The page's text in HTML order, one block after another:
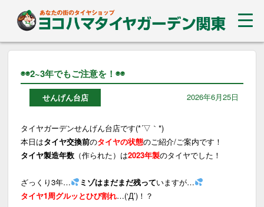
◉◉2~3年でもご注意を！◉◉
せんげん台店 2026年6月25日
タイヤガーデンせんげん台店です(*´▽｀*)
本日はタイヤ交換前のタイヤの状態のご紹介/ご案内です！
タイヤ製造年数 （作られた）は2023年製のタイヤでした！
ざっくり3年… ミゾはまだまだ残っていますが…
タイヤ1周グルッとひび割れ…(‘Д’)！？